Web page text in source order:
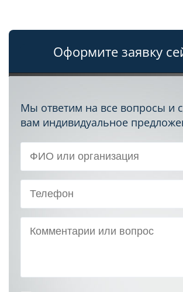
Оформите заявку
Мы ответим на все вопросы и
вам индивидуальное